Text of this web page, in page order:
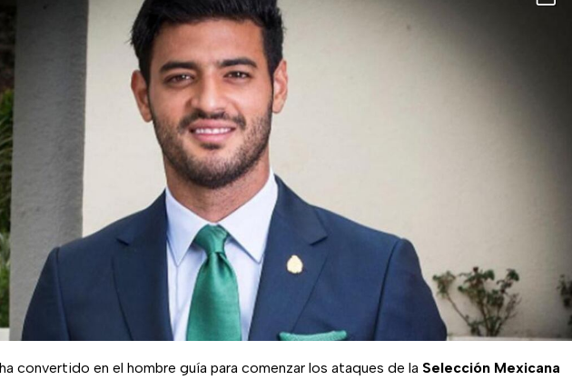
convertido en el hombre guía para comenzar los ataques de la Selección Mexicana